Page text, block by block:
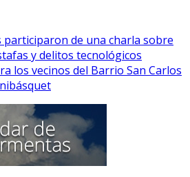
participaron de una charla sobre
y delitos tecnológicos
los vecinos del Barrio San Carlos